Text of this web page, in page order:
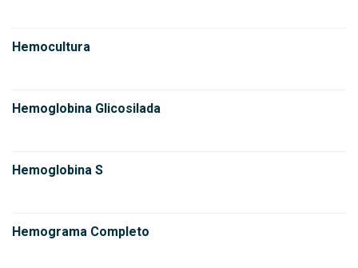
Hemocultura
Hemoglobina Glicosilada
Hemoglobina S
Hemograma Completo